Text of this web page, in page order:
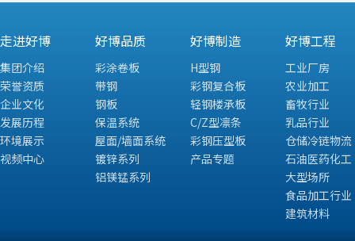
走进好博
集团介绍
荣誉资质
企业文化
发展历程
环境展示
视频中心
好博品质
彩涂卷板
带钢
钢板
保温系统
屋面/墙面系统
镀锌系列
铝镁锰系列
好博制造
H型钢
彩钢复合板
轻钢楼承板
C/Z型凛条
彩钢压型板
产品专题
好博工程
工业厂房
农业加工
畜牧行业
乳品行业
仓储冷链物流
石油医药化工
大型场所
食品加工行业
建筑材料